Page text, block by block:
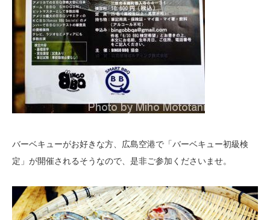
バーベキューがお好きな方、広島空港で「バーベキュー初級検
定」が開催されるそうなので、是非ご参加くださいませ。